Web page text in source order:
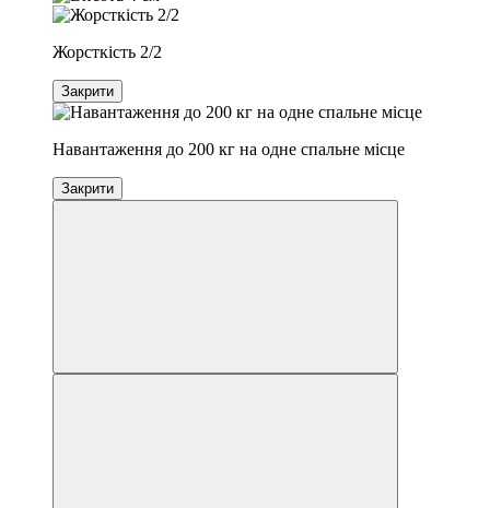
Жорсткість 2/2
Закрити
Навантаження до 200 кг на одне спальне місце
Закрити